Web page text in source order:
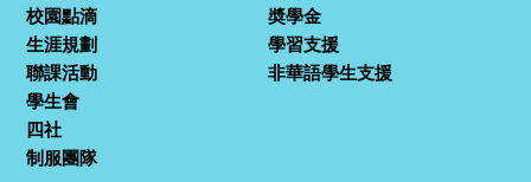
校園點滴
生涯規劃
聯課活動
學生會
四社
制服團隊
奬學金
學習支援
非華語學生支援